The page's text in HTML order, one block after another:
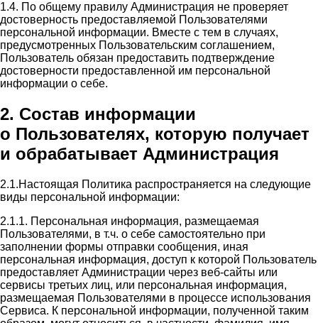
1.4. По общему правилу Администрация не проверяет
достоверность предоставляемой Пользователями
персональной информации. Вместе с тем в случаях,
предусмотренных Пользовательским соглашением,
Пользователь обязан предоставить подтверждение
достоверности предоставленной им персональной
информации о себе.
2. Состав информации
о Пользователях, которую получает
и обрабатывает Администрация
2.1.Настоящая Политика распространяется на следующие
виды персональной информации:
2.1.1. Персональная информация, размещаемая
Пользователями, в т.ч. о себе самостоятельно при
заполнении формы отправки сообщения, иная
персональная информация, доступ к которой Пользователь
предоставляет Администрации через веб-сайты или
сервисы третьих лиц, или персональная информация,
размещаемая Пользователями в процессе использования
Сервиса. К персональной информации, полученной таким